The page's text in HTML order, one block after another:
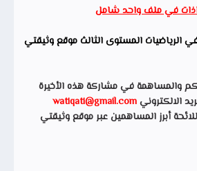
في ملف واحد شامل
الرياضيات المستوى الثالث موقع وثيقتي
والمساهمة في مشاركة هذه الأخيرة
الالكترونيwatiqati@gmail.com
أبرز المساهمين عبر موقع وثيقتي